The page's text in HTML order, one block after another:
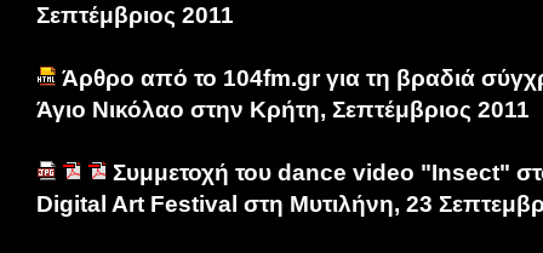
Σεπτέμβριος 2011
Άρθρo από το 104fm.gr για τη βραδιά
Άγιο Νικόλαο στην Κρήτη, Σεπτέμβριος 2011
Συμμετοχή του dance video "Insect"
Digital Art Festival στη Μυτιλήνη, 23